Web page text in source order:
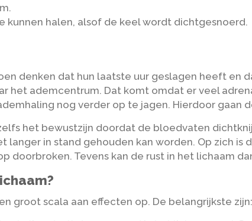
halen, alsof de keel wordt dichtgesnoerd.
denken dat hun laatste uur geslagen heeft en
het ademcentrum. Dat komt omdat er veel
nog verder op te jagen. Hierdoor gaan
het bewustzijn doordat de bloedvaten
langer in stand gehouden kan worden. Op zich
Tevens kan de rust in het lichaam
groot scala aan effecten op. De belangrijkste zijn: